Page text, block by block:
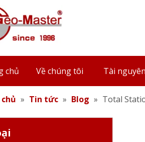
chủ Về chúng tôi Tài nguyên
» Tin tức » Blog » Total